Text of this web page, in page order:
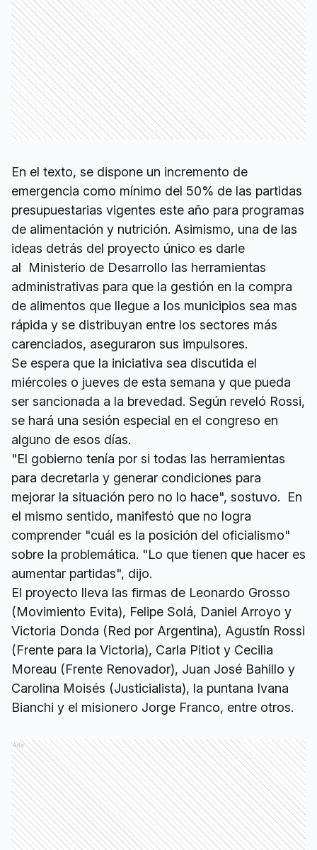
En el texto, se dispone un incremento de
emergencia como mínimo del 50% de las partidas
presupuestarias vigentes este año para programas
de alimentación y nutrición. Asimismo, una de las
ideas detrás del proyecto único es darle
al Ministerio de Desarrollo las herramientas
administrativas para que la gestión en la compra
de alimentos que llegue a los municipios sea mas
rápida y se distribuyan entre los sectores más
carenciados, aseguraron sus impulsores.
Se espera que la iniciativa sea discutida el
miércoles o jueves de esta semana y que pueda
ser sancionada a la brevedad. Según reveló Rossi,
se hará una sesión especial en el congreso en
alguno de esos días.
"El gobierno tenía por si todas las herramientas
para decretarla y generar condiciones para
mejorar la situación pero no lo hace", sostuvo. En
el mismo sentido, manifestó que no logra
comprender "cuál es la posición del oficialismo"
sobre la problemática. "Lo que tienen que hacer es
aumentar partidas", dijo.
El proyecto lleva las firmas de Leonardo Grosso
(Movimiento Evita), Felipe Solá, Daniel Arroyo y
Victoria Donda (Red por Argentina), Agustín Rossi
(Frente para la Victoria), Carla Pitiot y Cecilia
Moreau (Frente Renovador), Juan José Bahillo y
Carolina Moisés (Justicialista), la puntana Ivana
Bianchi y el misionero Jorge Franco, entre otros.
Ads